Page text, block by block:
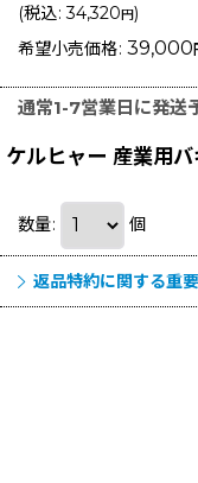
(税込: 34,320円)
希望小売価格: 39,000
通常1-7営業日に発送
ケルヒャー 産業用
数量: 個
返品特約に関する重